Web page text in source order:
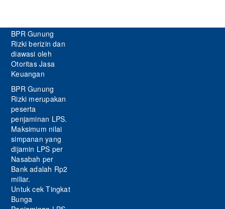
BPR Gunung
Rizki berizin dan
diawasi oleh
Otoritas Jasa
Keuangan
BPR Gunung
Rizki merupakan
peserta
penjaminan LPS.
Maksimum nilai
simpanan yang
dijamin LPS per
Nasabah per
Bank adalah Rp2
miliar.
Untuk cek Tingkat
Bunga